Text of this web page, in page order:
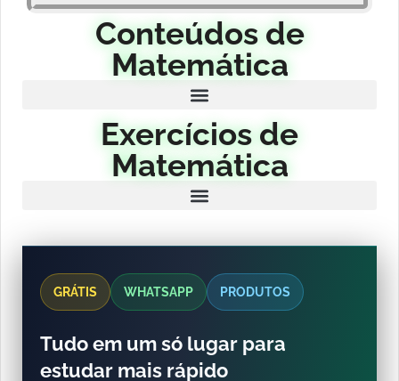
Conteúdos de
Matemática
Exercícios de
Matemática
GRÁTIS WHATSAPP PRODUTOS
Tudo em um só lugar para
estudar mais rápido